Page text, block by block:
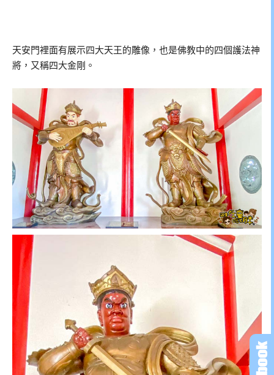
天安門裡面有展示四大天王的雕像，也是佛教中的四個護法神
將，又稱四大金剛。